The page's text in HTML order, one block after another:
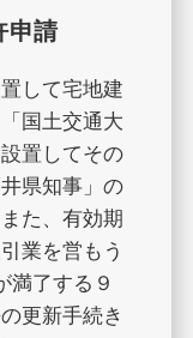
申請
して宅地建
国土交通大
置してその
県知事」の
た、有効期
業を営もう
満了する９
更新手続き